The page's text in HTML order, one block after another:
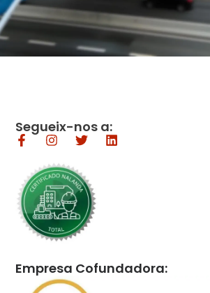
Segueix-nos a:
Empresa Cofundadora: